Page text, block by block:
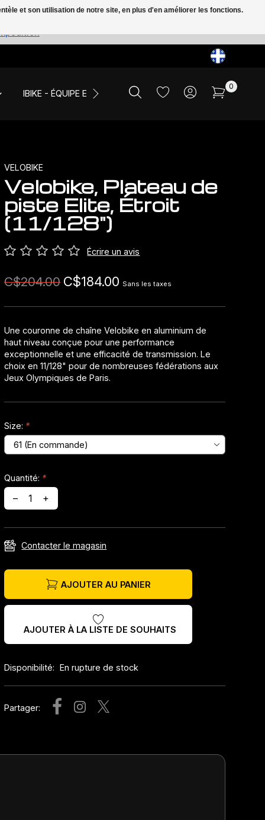
IBIKE - ÉQUIPE ET ÉVÉNEMENTS LIQUIDATION
0
VELOBIKE
Velobike, Plateau de
piste Elite, Étroit
(11/128")
Écrire un avis
C$204.00 C$184.00 Sans les taxes
Une couronne de chaîne Velobike en aluminium de
haut niveau conçue pour une performance
exceptionnelle et une efficacité de transmission. Le
choix en 11/128" pour de nombreuses fédérations aux
Jeux Olympiques de Paris.
Size: *
Quantité: *
– +
Contacter le magasin
AJOUTER AU PANIER
AJOUTER À LA LISTE DE SOUHAITS
Disponibilité: En rupture de stock
Partager:
et son utilisation de notre site, en plus d'en améliorer les fonctions.